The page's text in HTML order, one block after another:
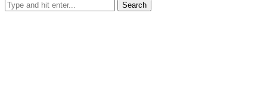
Search